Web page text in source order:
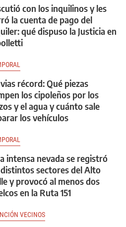
con los inquilinos y les
la cuenta de pago del
qué dispuso la Justicia en
récord: Qué piezas
los cipoleños por los
y el agua y cuánto sale
los vehículos
intensa nevada se registró
sectores del Alto
y provocó al menos dos
en la Ruta 151
VECINOS